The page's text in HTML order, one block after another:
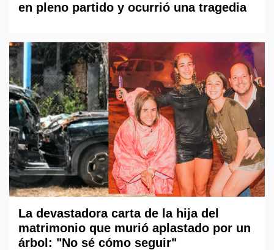
en pleno partido y ocurrió una tragedia
La devastadora carta de la hija del
matrimonio que murió aplastado por un
árbol: "No sé cómo seguir"